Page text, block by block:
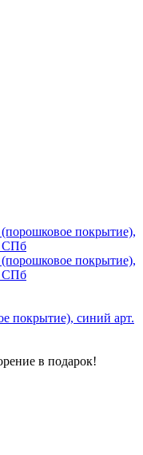
покрытие), синий арт.
в подарок!